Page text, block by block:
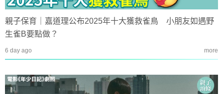
親子保育｜嘉道理公布2025年十大獲救雀鳥 小朋友如遇野
生雀B要點做？
6 day ago more